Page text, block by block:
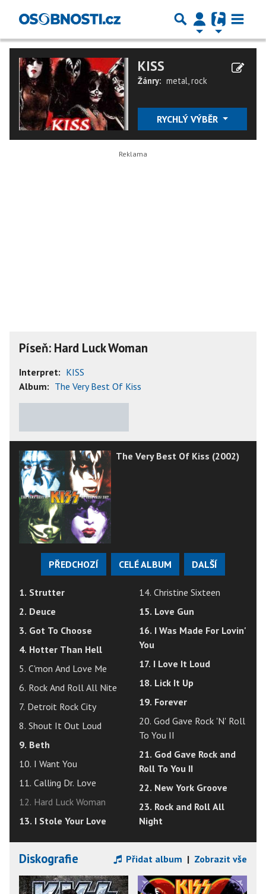
KISS
Žánry: metal,rock
RYCHLÝ VÝBĚR
Píseň: Hard Luck Woman
Interpret: KISS
Album: The Very Best Of Kiss
The Very Best Of Kiss (2002)
PŘEDCHOZÍ CELÉ ALBUM DALŠÍ
1. Strutter
2. Deuce
3. Got To Choose
4. Hotter Than Hell
5. C'mon And Love Me
6. Rock And Roll All Nite
7. Detroit Rock City
8. Shout It Out Loud
9. Beth
10. I Want You
11. Calling Dr. Love
12. Hard Luck Woman
13. I Stole Your Love
14. Christine Sixteen
15. Love Gun
16. I Was Made For Lovin'
You
17. I Love It Loud
18. Lick It Up
19. Forever
20. God Gave Rock 'N' Roll
To You II
21. God Gave Rock and
Roll To You II
22. New York Groove
23. Rock and Roll All
Night
Diskografie Přidat album | Zobrazit vše